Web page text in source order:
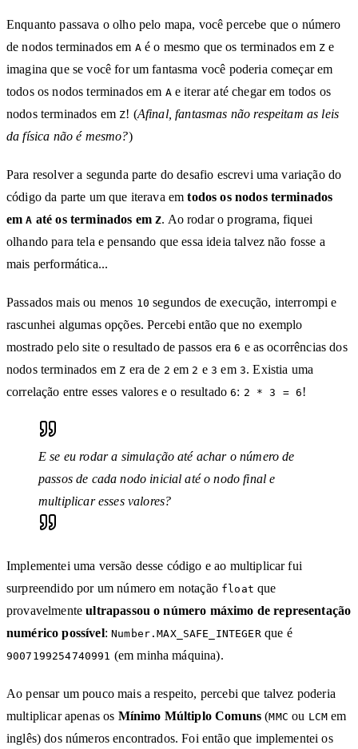
Enquanto passava o olho pelo mapa, você percebe que o número
de nodos terminados em Aé o mesmo que os terminados em Z e
imagina que se você for um fantasma você poderia começar em
todos os nodos terminados em Ae iterar até chegar em todos os
nodos terminados em Z! (Afinal, fantasmas não respeitam as leis
da física não é mesmo?)
Para resolver a segunda parte do desafio escrevi uma variação do
código da parte um que iterava emtodos os nodos terminados
emA até os terminados emZ. Ao rodar o programa, fiquei
olhando para tela e pensando que essa ideia talvez não fosse a
mais performática...
Passados mais ou menos 10 segundos de execução, interrompi e
rascunhei algumas opções. Percebi então que no exemplo
mostrado pelo site o resultado de passos era6 e as ocorrências dos
nodos terminados em Z era de 2 em 2 e3 em 3. Existia uma
correlação entre esses valores e o resultado6: 2 * 3 = 6!
E se eu rodar a simulação até achar o número de
passos de cada nodo inicial até o nodo final e
multiplicar esses valores?
Implementei uma versão desse código e ao multiplicar fui
surpreendido por um número em notação float que
provavelmenteultrapassou o número máximo de representação
numérico possível:Number.MAX_SAFE_INTEGERque é
9007199254740991 (em minha máquina).
Ao pensar um pouco mais a respeito, percebi que talvez poderia
multiplicar apenas os Mínimo Múltiplo Comuns (MMC ou LCM em
inglês) dos números encontrados. Foi então que implementei os